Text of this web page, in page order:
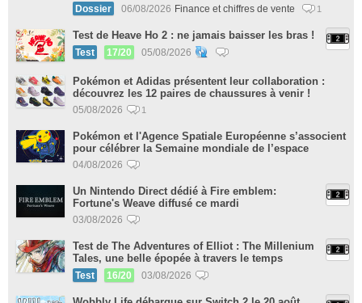
Dossier 06/08/2026 Finance et chiffres de vente 1
Test de Heave Ho 2 : ne jamais baisser les bras !
Test 17/20 05/08/2026
Pokémon et Adidas présentent leur collaboration :
découvrez les 12 paires de chaussures à venir !
05/08/2026 1
Pokémon et l'Agence Spatiale Européenne s’associent
pour célébrer la Semaine mondiale de l’espace
04/08/2026
Un Nintendo Direct dédié à Fire emblem:
Fortune's Weave diffusé ce mardi
03/08/2026
Test de The Adventures of Elliot : The Millenium
Tales, une belle épopée à travers le temps
Test 16/20 03/08/2026